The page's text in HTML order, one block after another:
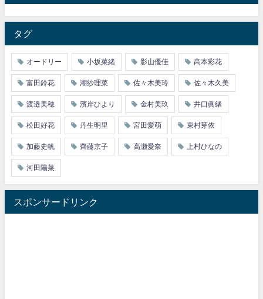
タグ
オードリー 小坂菜緒 影山優佳 高本彩花
富田鈴花 潮紗理菜 佐々木美玲 佐々木久美
渡邉美穂 濱岸ひより 金村美玖 井口眞緒
松田好花 丹生明里 宮田愛萌 東村芽依
加藤史帆 齊藤京子 高瀬愛奈 上村ひなの
河田陽菜
スポンサードリンク